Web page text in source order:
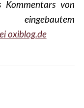
Kommentars von
oxiblog.de